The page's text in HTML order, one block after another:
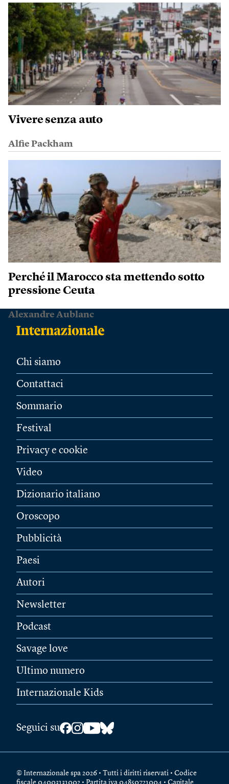
Vivere senza auto
Alfie Packham
Perché il Marocco sta mettendo sotto
pressione Ceuta
Alexandre Aublanc
Chi siamo
Contattaci
Sommario
Festival
Privacy e cookie
Video
Dizionario italiano
Oroscopo
Pubblicità
Paesi
Autori
Newsletter
Podcast
Savage love
Ultimo numero
Internazionale Kids
Seguici su
© Internazionale spa 2026 • Tutti i diritti riservati • Codice